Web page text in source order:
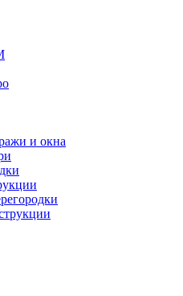
и окна